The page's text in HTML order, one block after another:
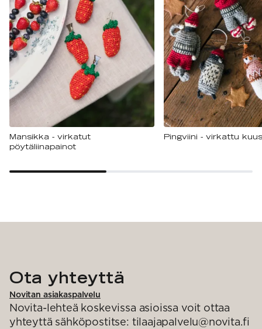
Mansikka - virkatut
pöytäliinapainot
Pingviini - virkattu
Ota yhteyttä
Novitan asiakaspalvelu
Novita-lehteä koskevissa asioissa voit ottaa
yhteyttä sähköpostitse: tilaajapalvelu@novita.fi